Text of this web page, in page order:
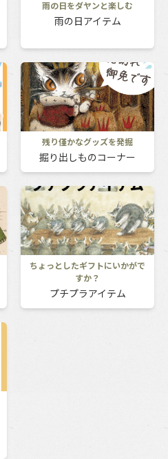
雨の日をダヤンと楽しむ
雨の日アイテム
残り僅かなグッズを発掘
掘り出しものコーナー
ちょっとしたギフトにいかがで
すか？
プチプラアイテム